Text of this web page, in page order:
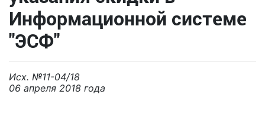
Информационной системе
"ЭСФ"
Исх. №11-04/18
06 апреля 2018 года